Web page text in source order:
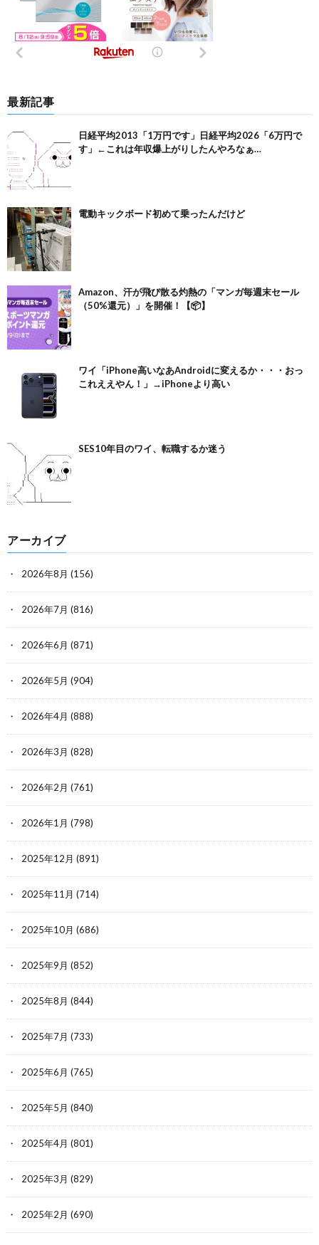
最新記事
日経平均2013「1万円です」日経平均2026「6万円で
す」←これは年収爆上がりしたんやろなぁ…
電動キックボード初めて乗ったんだけど
Amazon、汗が飛び散る灼熱の「マンガ毎週末セール
（50%還元）」を開催！【📦】
ワイ「iPhone高いなあAndroidに変えるか・・・おっ
これええやん！」→iPhoneより高い
SES10年目のワイ、転職するか迷う
アーカイブ
2026年8月 (156)
2026年7月 (816)
2026年6月 (871)
2026年5月 (904)
2026年4月 (888)
2026年3月 (828)
2026年2月 (761)
2026年1月 (798)
2025年12月 (891)
2025年11月 (714)
2025年10月 (686)
2025年9月 (852)
2025年8月 (844)
2025年7月 (733)
2025年6月 (765)
2025年5月 (840)
2025年4月 (801)
2025年3月 (829)
2025年2月 (690)